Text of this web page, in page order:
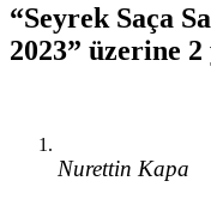
“Seyrek Saça
2023” üzerine
Nurettin Kapa